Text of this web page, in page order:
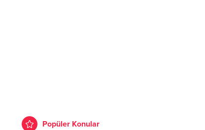
Popüler Konular